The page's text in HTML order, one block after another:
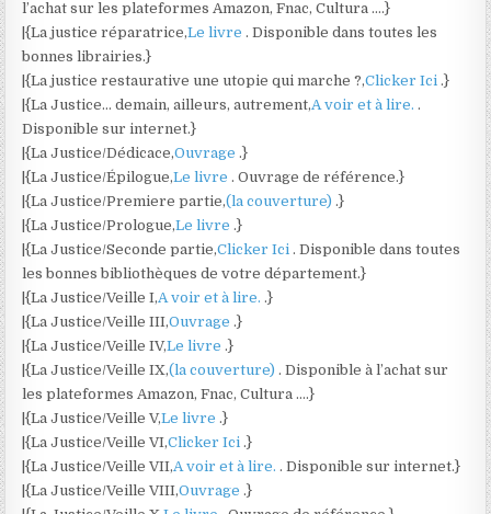
l’achat sur les plateformes Amazon, Fnac, Cultura ….}
|{La justice réparatrice,Le livre. Disponible dans toutes les
bonnes librairies.}
|{La justice restaurative une utopie qui marche ?,Clicker Ici.}
|{La Justice… demain, ailleurs, autrement,A voir et à lire..
Disponible sur internet.}
|{La Justice/Dédicace,Ouvrage.}
|{La Justice/Épilogue,Le livre. Ouvrage de référence.}
|{La Justice/Premiere partie,(la couverture).}
|{La Justice/Prologue,Le livre.}
|{La Justice/Seconde partie,Clicker Ici. Disponible dans toutes
les bonnes bibliothèques de votre département.}
|{La Justice/Veille I,A voir et à lire..}
|{La Justice/Veille III,Ouvrage.}
|{La Justice/Veille IV,Le livre.}
|{La Justice/Veille IX,(la couverture). Disponible à l’achat sur
les plateformes Amazon, Fnac, Cultura ….}
|{La Justice/Veille V,Le livre.}
|{La Justice/Veille VI,Clicker Ici.}
|{La Justice/Veille VII,A voir et à lire.. Disponible sur internet.}
|{La Justice/Veille VIII,Ouvrage.}